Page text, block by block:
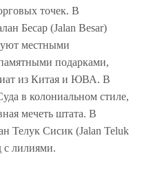
точек. В
Бесар (Jalan Besar)
местными
подарками,
из Китая и ЮВА. В
в колониальном стиле,
мечеть штата. В
Телук Сисик (Jalan Teluk
с лилиями.